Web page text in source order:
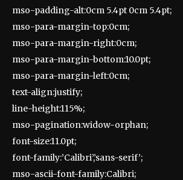
mso-padding-alt:0cm 5.4pt 0cm 5.4pt;
mso-para-margin-top:0cm;
mso-para-margin-right:0cm;
mso-para-margin-bottom:10.0pt;
mso-para-margin-left:0cm;
text-align:justify;
line-height:115%;
mso-pagination:widow-orphan;
font-size:11.0pt;
font-family:’Calibri’,’sans-serif’;
mso-ascii-font-family:Calibri;